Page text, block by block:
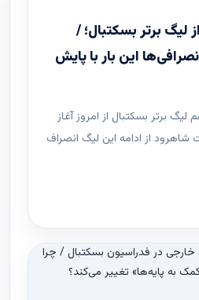
لیگ برتر بسکتبال؛ /
این بار با پایش
‌برتر بسکتبال از امروز آغاز
از ادامه این لیگ انصراف